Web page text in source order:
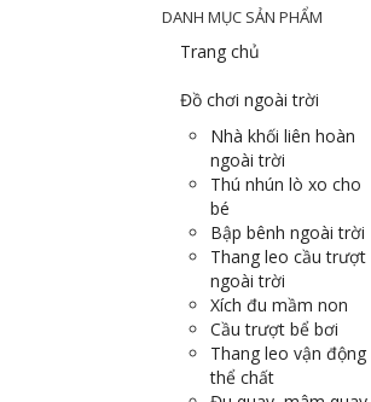
DANH MỤC SẢN PHẨM
Trang chủ
Đồ chơi ngoài trời
Nhà khối liên hoàn
ngoài trời
Thú nhún lò xo cho
bé
Bập bênh ngoài trời
Thang leo cầu trượt
ngoài trời
Xích đu mầm non
Cầu trượt bể bơi
Thang leo vận động
thể chất